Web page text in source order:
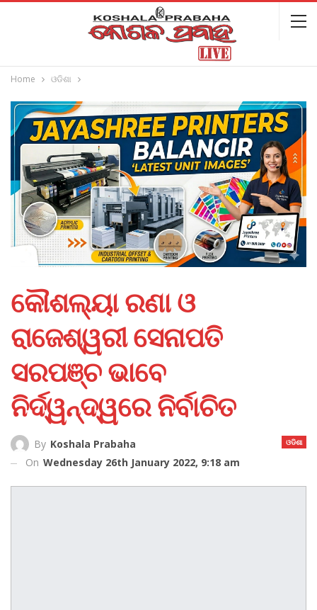
Home ଓଡିଶା
କୌଶଲ୍ୟା ରଣା ଓ
ରାଜେଶ୍ୱରୀ ସେନାପତି
ସରପଞ୍ଚ ଭାବେ
ନିର୍ଦ୍ୱନ୍ଦ୍ୱରେ ନିର୍ବାଚିତ
ଓଡିଶା
By Koshala Prabaha
On Wednesday 26th January 2022, 9:18 am